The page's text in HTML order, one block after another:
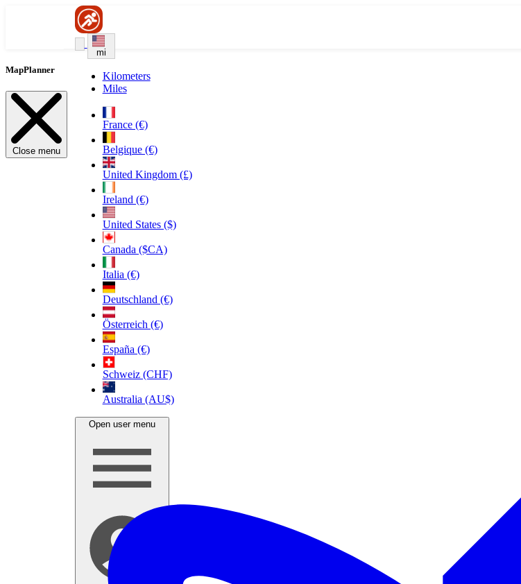
mi
Kilometers
Miles
France (€)
Belgique (€)
United Kingdom (£)
Ireland (€)
United States ($)
Canada ($CA)
Italia (€)
Deutschland (€)
Österreich (€)
España (€)
Schweiz (CHF)
Australia (AU$)
Open user menu
MapPlanner
Close menu